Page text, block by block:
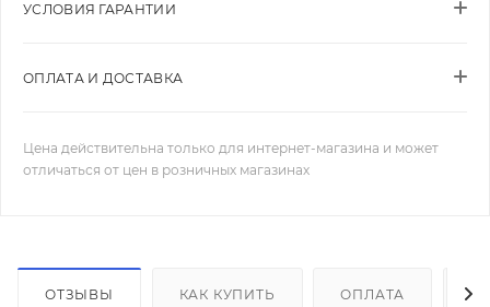
УСЛОВИЯ ГАРАНТИИ
ОПЛАТА И ДОСТАВКА
Цена действительна только для интернет-магазина и может
отличаться от цен в розничных магазинах
ОТЗЫВЫ КАК КУПИТЬ ОПЛАТА